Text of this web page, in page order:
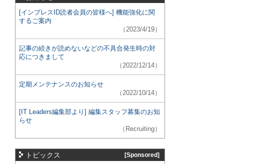
[インプレスID読者会員の皆様へ] 機能強化に関
するご案内
（2023/4/19）
記事の続きが読めないなどの不具合発生時の対
応につきまして
（2022/12/14）
定期メンテナンスのお知らせ
（2022/10/14）
[IT Leaders編集部より] 編集スタッフ募集のお知
らせ
（Recruiting）
トピックス [Sponsored]